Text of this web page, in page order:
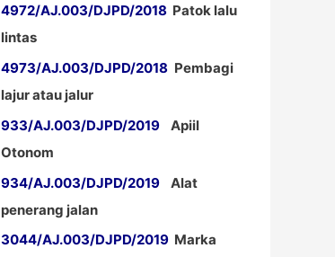
4972/AJ.003/DJPD/2018 Patok lalu
lintas
4973/AJ.003/DJPD/2018 Pembagi
lajur atau jalur
933/AJ.003/DJPD/2019 Apiil
Otonom
934/AJ.003/DJPD/2019 Alat
penerang jalan
3044/AJ.003/DJPD/2019 Marka